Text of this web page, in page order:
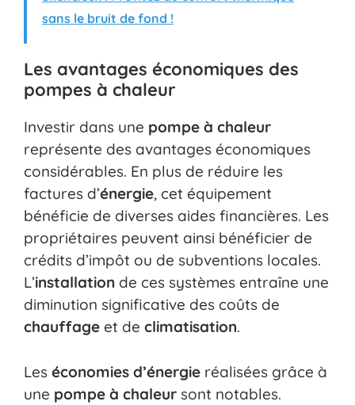
sans le bruit de fond !
Les avantages économiques des
pompes à chaleur
Investir dans une pompe à chaleur
représente des avantages économiques
considérables. En plus de réduire les
factures d’énergie, cet équipement
bénéficie de diverses aides financières. Les
propriétaires peuvent ainsi bénéficier de
crédits d’impôt ou de subventions locales.
L’installation de ces systèmes entraîne une
diminution significative des coûts de
chauffage et de climatisation.
Les économies d’énergie réalisées grâce à
une pompe à chaleur sont notables.